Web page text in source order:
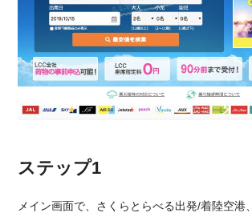
ステップ1
メイン画面で、さくらとらべる出発/着陸空港